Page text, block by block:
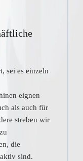
sei es einzeln
eignen
als auch für
streben wir
die
sind.